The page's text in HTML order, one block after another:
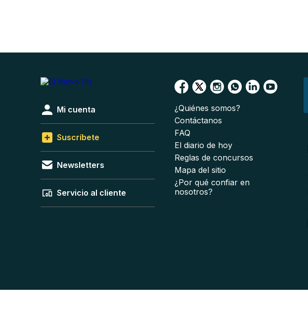
Mi cuenta
Suscríbete
Newsletters
Servicio al cliente
¿Quiénes somos?
Contáctanos
FAQ
El diario de hoy
Reglas de concursos
Mapa del sitio
¿Por qué confiar en
nosotros?